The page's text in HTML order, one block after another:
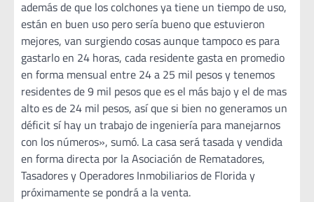
además de que los colchones ya tiene un tiempo de uso,
están en buen uso pero sería bueno que estuvieron
mejores, van surgiendo cosas aunque tampoco es para
gastarlo en 24 horas, cada residente gasta en promedio
en forma mensual entre 24 a 25 mil pesos y tenemos
residentes de 9 mil pesos que es el más bajo y el de mas
alto es de 24 mil pesos, así que si bien no generamos un
déficit sí hay un trabajo de ingeniería para manejarnos
con los números», sumó. La casa será tasada y vendida
en forma directa por la Asociación de Rematadores,
Tasadores y Operadores Inmobiliarios de Florida y
próximamente se pondrá a la venta.